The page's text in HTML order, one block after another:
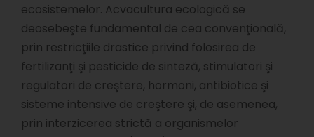
ecosistemelor. Acvacultura ecologică se
deosebeşte fundamental de cea convenţională,
prin restricţiile drastice privind folosirea de
fertilizanţi şi pesticide de sinteză, stimulatori şi
regulatori de creştere, hormoni, antibiotice şi
sisteme intensive de creştere şi, de asemenea,
prin interzicerea strictă a organismelor